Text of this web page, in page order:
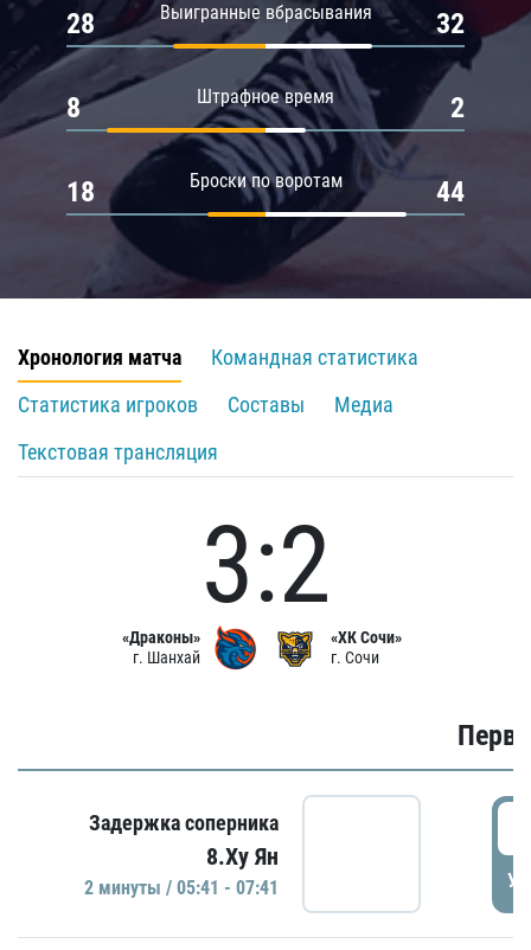
Выигранные вбрасывания
28 32
Штрафное время
8 2
Броски по воротам
18 44
Хронология матча
Командная статистика
Статистика игроков
Составы
Медиа
Текстовая трансляция
«Драконы»
г. Шанхай
3:2
«ХК Сочи»
г. Сочи
Задержка соперника
8.Ху Ян
2 минуты / 05:41 - 07:41